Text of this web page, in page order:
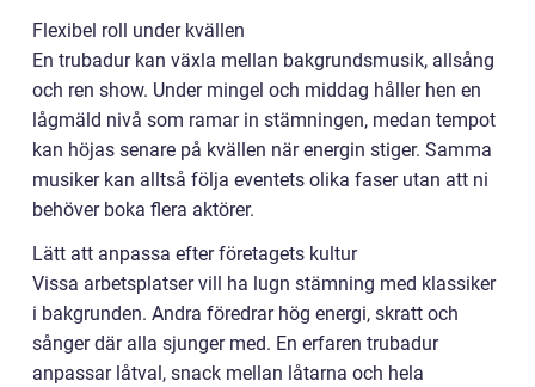
Flexibel roll under kvällen
En trubadur kan växla mellan bakgrundsmusik, allsång
och ren show. Under mingel och middag håller hen en
lågmäld nivå som ramar in stämningen, medan tempot
kan höjas senare på kvällen när energin stiger. Samma
musiker kan alltså följa eventets olika faser utan att ni
behöver boka flera aktörer.
Lätt att anpassa efter företagets kultur
Vissa arbetsplatser vill ha lugn stämning med klassiker
i bakgrunden. Andra föredrar hög energi, skratt och
sånger där alla sjunger med. En erfaren trubadur
anpassar låtval, snack mellan låtarna och hela